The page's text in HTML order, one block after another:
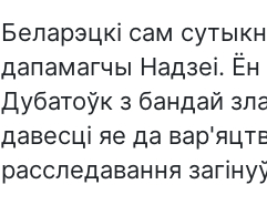
Беларэцкі сам
дапамагчы Надзеі.
Дубатоўк з бандай
давесці яе да
расследавання